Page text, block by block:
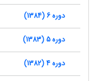
دوره 6 (1384)
دوره 5 (1383)
دوره 4 (1382)